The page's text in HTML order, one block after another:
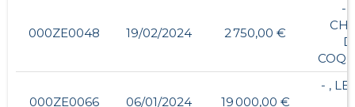
000ZE0048 19/02/2024 2 750,00 €
-
000ZE0066 06/01/2024 19 000,00 €
- , LE